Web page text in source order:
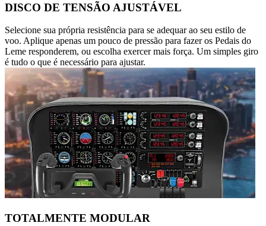
DISCO DE TENSÃO AJUSTÁVEL
Selecione sua própria resistência para se adequar ao seu estilo de
voo. Aplique apenas um pouco de pressão para fazer os Pedais do
Leme responderem, ou escolha exercer mais força. Um simples giro
é tudo o que é necessário para ajustar.
TOTALMENTE MODULAR